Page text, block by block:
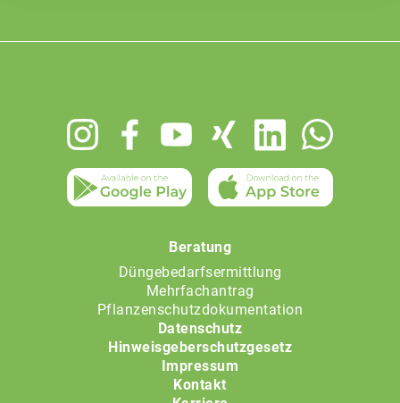
Beratung
Düngebedarfsermittlung
Mehrfachantrag
Pflanzenschutzdokumentation
Datenschutz
Hinweisgeberschutzgesetz
Impressum
Kontakt